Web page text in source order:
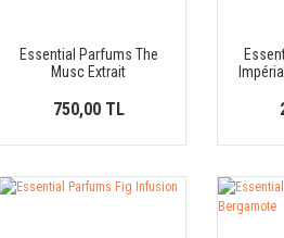
Essential Parfums The
Musc Extrait
750,00 TL